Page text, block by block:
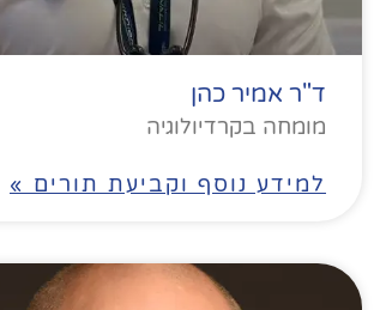
ד"ר אמיר כהן
מומחה בקרדיולוגיה
למידע נוסף וקביעת תורים »